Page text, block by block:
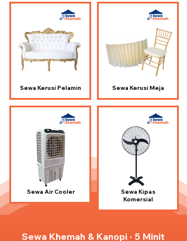
Sewa Kerusi Pelamin
Sewa Air Cooler
Sewa Kerusi Meja
Sewa Kipas
Komersial
Sewa Khemah & Kanopi · 5 Minit